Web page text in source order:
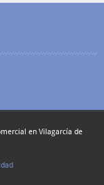
en Vilagarcía de